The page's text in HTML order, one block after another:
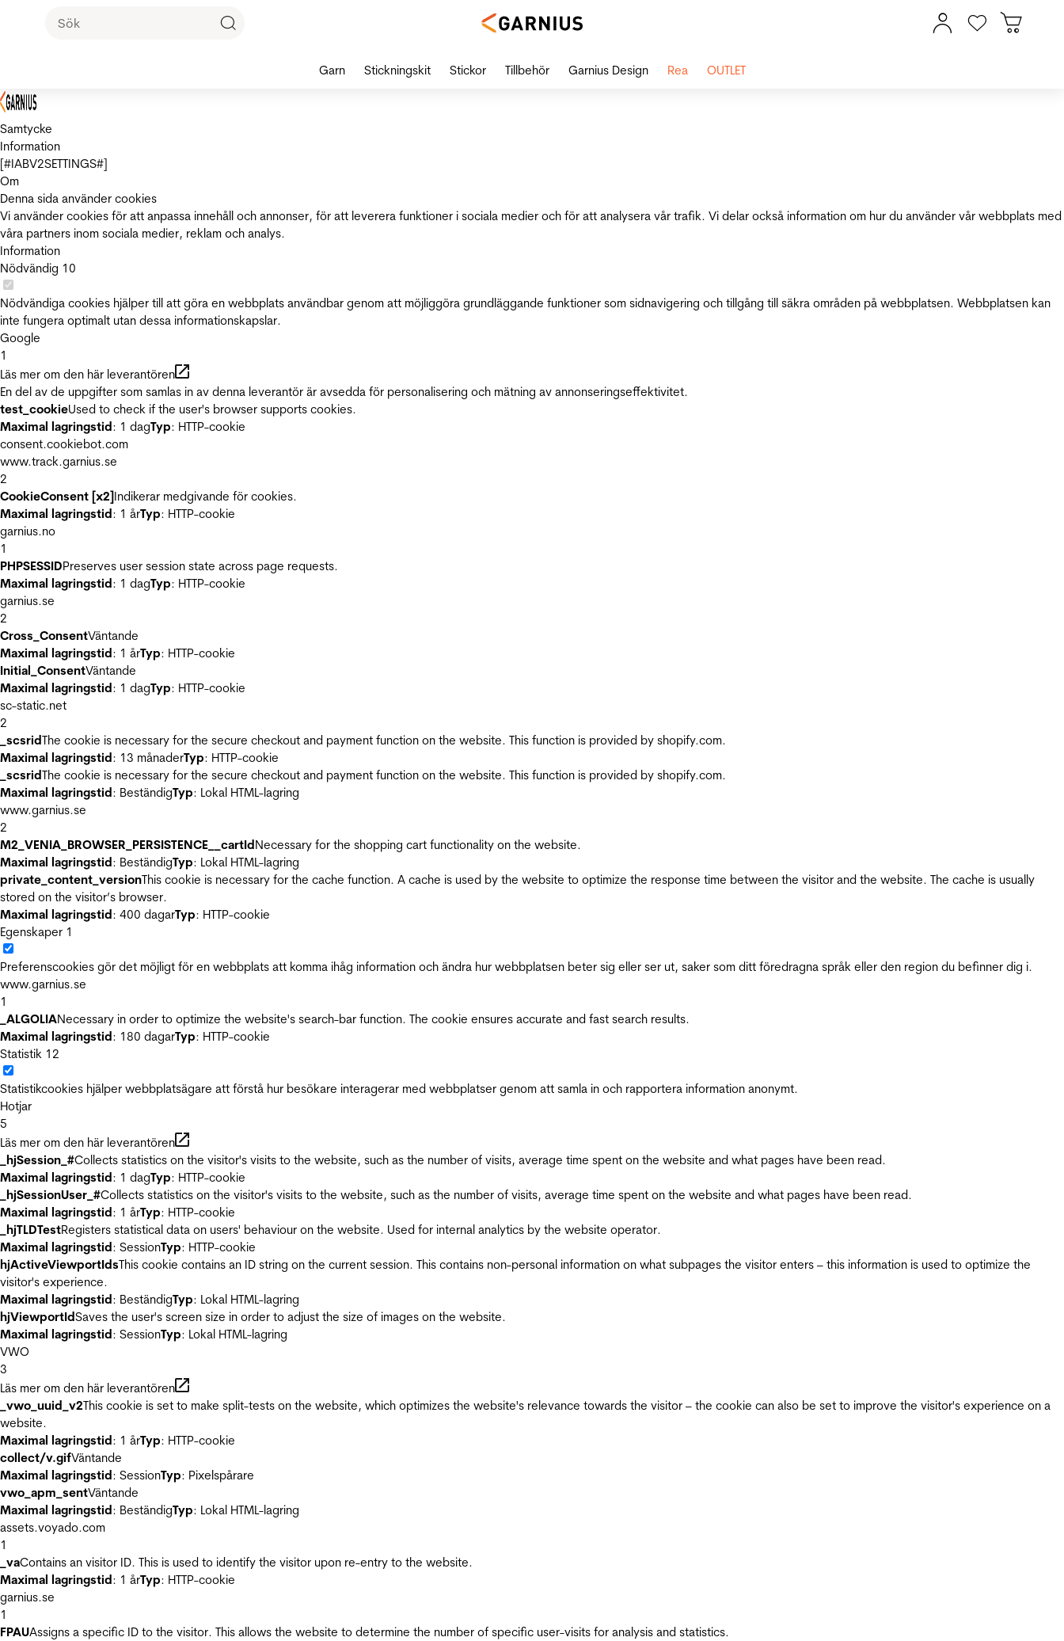
Samtycke
Information
[#IABV2SETTINGS#]
Om
Denna sida använder cookies
Vi använder cookies för att anpassa innehåll och annonser, för att leverera funktioner i sociala medier och för att analysera vår trafik. Vi delar också information om hur du använder vår webbplats med
våra partners inom sociala medier, reklam och analys.
Information
Nödvändig 10
Nödvändiga cookies hjälper till att göra en webbplats användbar genom att möjliggöra grundläggande funktioner som sidnavigering och tillgång till säkra områden på webbplatsen. Webbplatsen kan
inte fungera optimalt utan dessa informationskapslar.
Google
1
Läs mer om den här leverantören
En del av de uppgifter som samlas in av denna leverantör är avsedda för personalisering och mätning av annonseringseffektivitet.
test_cookieUsed to check if the user's browser supports cookies.
Maximal lagringstid: 1 dagTyp: HTTP-cookie
consent.cookiebot.com
www.track.garnius.se
2
CookieConsent [x2]Indikerar medgivande för cookies.
Maximal lagringstid: 1 årTyp: HTTP-cookie
garnius.no
1
PHPSESSIDPreserves user session state across page requests.
Maximal lagringstid: 1 dagTyp: HTTP-cookie
garnius.se
2
Cross_ConsentVäntande
Maximal lagringstid: 1 årTyp: HTTP-cookie
Initial_ConsentVäntande
Maximal lagringstid: 1 dagTyp: HTTP-cookie
sc-static.net
2
_scsridThe cookie is necessary for the secure checkout and payment function on the website. This function is provided by shopify.com.
Maximal lagringstid: 13 månaderTyp: HTTP-cookie
_scsridThe cookie is necessary for the secure checkout and payment function on the website. This function is provided by shopify.com.
Maximal lagringstid: BeständigTyp: Lokal HTML-lagring
www.garnius.se
2
M2_VENIA_BROWSER_PERSISTENCE__cartIdNecessary for the shopping cart functionality on the website.
Maximal lagringstid: BeständigTyp: Lokal HTML-lagring
private_content_versionThis cookie is necessary for the cache function. A cache is used by the website to optimize the response time between the visitor and the website. The cache is usually
stored on the visitor’s browser.
Maximal lagringstid: 400 dagarTyp: HTTP-cookie
Egenskaper 1
Preferenscookies gör det möjligt för en webbplats att komma ihåg information och ändra hur webbplatsen beter sig eller ser ut, saker som ditt föredragna språk eller den region du befinner dig i.
www.garnius.se
1
_ALGOLIANecessary in order to optimize the website's search-bar function. The cookie ensures accurate and fast search results.
Maximal lagringstid: 180 dagarTyp: HTTP-cookie
Statistik 12
Statistikcookies hjälper webbplatsägare att förstå hur besökare interagerar med webbplatser genom att samla in och rapportera information anonymt.
Hotjar
5
Läs mer om den här leverantören
_hjSession_#Collects statistics on the visitor's visits to the website, such as the number of visits, average time spent on the website and what pages have been read.
Maximal lagringstid: 1 dagTyp: HTTP-cookie
_hjSessionUser_#Collects statistics on the visitor's visits to the website, such as the number of visits, average time spent on the website and what pages have been read.
Maximal lagringstid: 1 årTyp: HTTP-cookie
_hjTLDTestRegisters statistical data on users' behaviour on the website. Used for internal analytics by the website operator.
Maximal lagringstid: SessionTyp: HTTP-cookie
hjActiveViewportIdsThis cookie contains an ID string on the current session. This contains non-personal information on what subpages the visitor enters – this information is used to optimize the
visitor's experience.
Maximal lagringstid: BeständigTyp: Lokal HTML-lagring
hjViewportIdSaves the user's screen size in order to adjust the size of images on the website.
Maximal lagringstid: SessionTyp: Lokal HTML-lagring
VWO
3
Läs mer om den här leverantören
_vwo_uuid_v2This cookie is set to make split-tests on the website, which optimizes the website's relevance towards the visitor – the cookie can also be set to improve the visitor's experience on a
website.
Maximal lagringstid: 1 årTyp: HTTP-cookie
collect/v.gifVäntande
Maximal lagringstid: SessionTyp: Pixelspårare
vwo_apm_sentVäntande
Maximal lagringstid: BeständigTyp: Lokal HTML-lagring
assets.voyado.com
1
_vaContains an visitor ID. This is used to identify the visitor upon re-entry to the website.
Maximal lagringstid: 1 årTyp: HTTP-cookie
garnius.se
1
FPAUAssigns a specific ID to the visitor. This allows the website to determine the number of specific user-visits for analysis and statistics.
Garn Stickningskit Stickor Tillbehör Garnius Design Rea OUTLET